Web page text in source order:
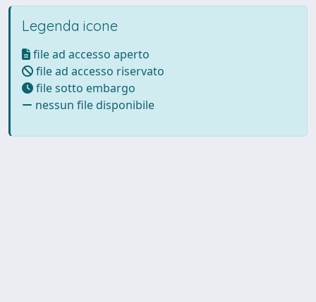
Legenda icone
file ad accesso aperto
file ad accesso riservato
file sotto embargo
nessun file disponibile